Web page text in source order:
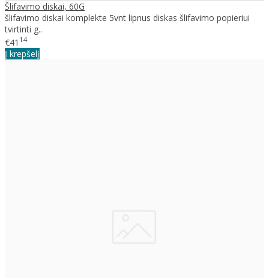
Šlifavimo diskai, 60G
šlifavimo diskai komplekte 5vnt lipnus diskas šlifavimo popieriui
tvirtinti g..
€41 14
Į krepšelį